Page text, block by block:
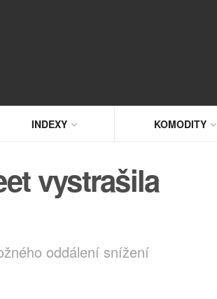
INDEXY KOMODITY
vystrašila
oddálení snížení